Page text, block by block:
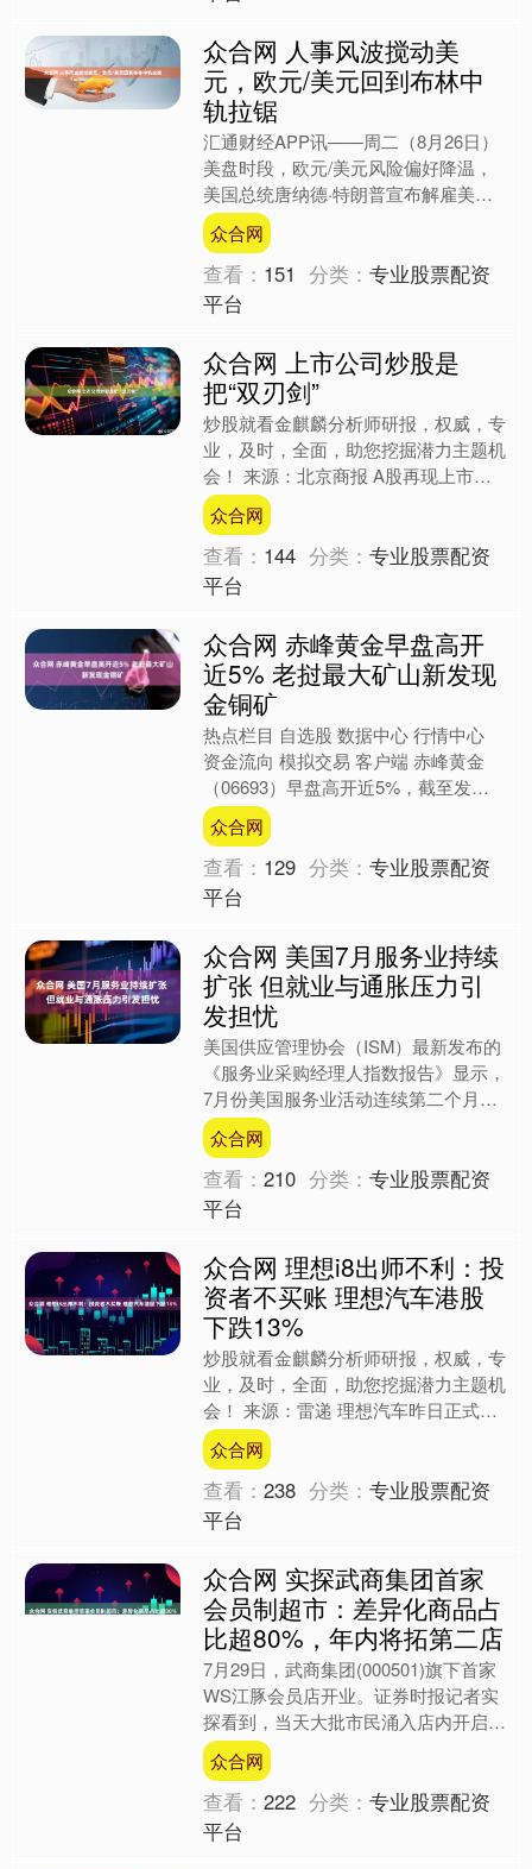
众合网 人事风波搅动美
元，欧元/美元回到布林中
轨拉锯
汇通财经APP讯——周二（8月26日）
美盘时段，欧元/美元风险偏好降温，
美国总统唐纳德·特朗普宣布解雇美联
储理事丽莎·库克，缘起其被指在按揭
申请上存在不当之处。....
众合网
查看： 151 分类：专业股票配资
平台
众合网 上市公司炒股是
把“双刃剑”
炒股就看金麒麟分析师研报，权威，专
业，及时，全面，助您挖掘潜力主题机
会！ 来源：北京商报 A股再现上市公
司炒股热。近期，利欧股份拟用不超
30亿元自有资金进行证券....
众合网
查看： 144 分类：专业股票配资
平台
众合网 赤峰黄金早盘高开
近5% 老挝最大矿山新发现
金铜矿
热点栏目 自选股 数据中心 行情中心
资金流向 模拟交易 客户端 赤峰黄金
（06693）早盘高开近5%，截至发
稿，股价上涨3.55%，现报27.44港
元，成交额....
众合网
查看： 129 分类：专业股票配资
平台
众合网 美国7月服务业持续
扩张 但就业与通胀压力引
发担忧
美国供应管理协会（ISM）最新发布的
《服务业采购经理人指数报告》显示，
7月份美国服务业活动连续第二个月实
现增长，反映出尽管面临通胀和就业市
场压力，该行业整体仍保....
众合网
查看：210 分类：专业股票配资
平台
众合网 理想i8出师不利：投
资者不买账 理想汽车港股
下跌13%
炒股就看金麒麟分析师研报，权威，专
业，及时，全面，助您挖掘潜力主题机
会！ 来源：雷递 理想汽车昨日正式发
布家庭六座纯电SUV——理想i8，全国
统一零售价格32.....
众合网
查看：238 分类：专业股票配资
平台
众合网 实探武商集团首家
会员制超市：差异化商品占
比超80%，年内将拓第二店
7月29日，武商集团(000501)旗下首家
WS江豚会员店开业。证券时报记者实
探看到，当天大批市民涌入店内开启买
买买模式。该店以“付费会员制+精选商
品”模式运营....
众合网
查看：222 分类：专业股票配资
平台